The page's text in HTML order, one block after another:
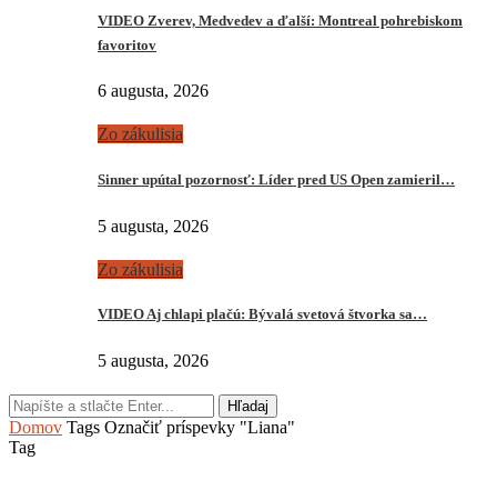
VIDEO Zverev, Medvedev a ďalší: Montreal pohrebiskom
favoritov
6 augusta, 2026
Zo zákulisia
Sinner upútal pozornosť: Líder pred US Open zamieril…
5 augusta, 2026
Zo zákulisia
VIDEO Aj chlapi plačú: Bývalá svetová štvorka sa…
5 augusta, 2026
Hľadaj
Domov Tags Označiť príspevky "Liana"
Tag